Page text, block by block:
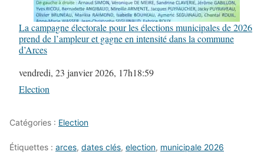
La campagne électorale pour les élections municipales de 2026
prend de l’ampleur et gagne en intensité dans la commune
d’Arces
Date
vendredi, 23 janvier 2026, 17h18:59
Par rapport à
Election
Catégories : Election
Étiquettes : arces, dates clés, election, municipale 2026